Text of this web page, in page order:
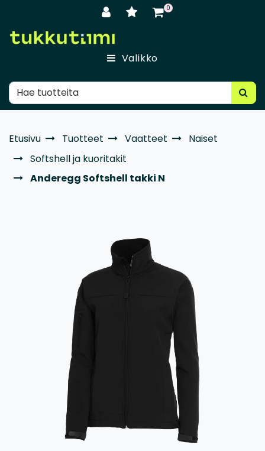
0
Valikko
Etusivu Tuotteet Vaatteet
Naiset
Softshell ja kuoritakit
Anderegg Softshell takki N